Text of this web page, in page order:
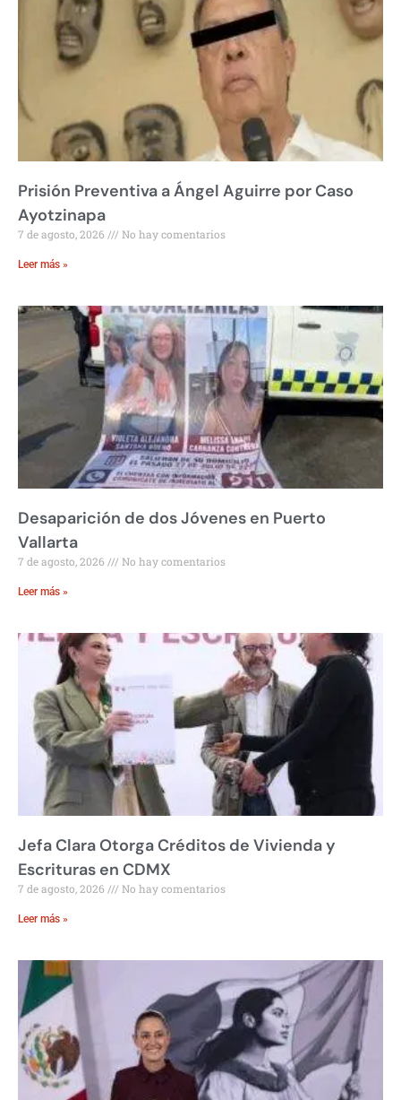
Prisión Preventiva a Ángel Aguirre por Caso
Ayotzinapa
7 de agosto, 2026 No hay comentarios
Leer más »
Desaparición de dos Jóvenes en Puerto
Vallarta
7 de agosto, 2026 No hay comentarios
Leer más »
Jefa Clara Otorga Créditos de Vivienda y
Escrituras en CDMX
7 de agosto, 2026 No hay comentarios
Leer más »